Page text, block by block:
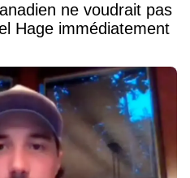
ne voudrait pas
Hage immédiatement